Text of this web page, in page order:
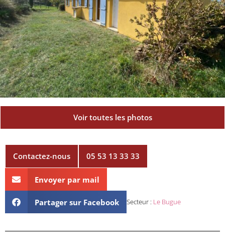
Voir toutes les photos
Contactez-nous 05 53 13 33 33
Envoyer par mail
Partager sur Facebook Secteur : Le Bugue